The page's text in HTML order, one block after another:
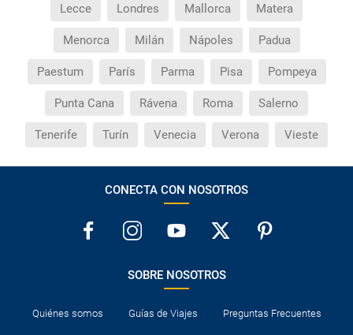
Lecce Londres Mallorca Matera
Menorca Milán Nápoles Padua
Paestum París Parma Pisa Pompeya
Punta Cana Rávena Roma Salerno
Tenerife Turín Venecia Verona Vieste
CONECTA CON NOSOTROS
SOBRE NOSOTROS
Quiénes somos Guías de Viajes Preguntas Frecuentes